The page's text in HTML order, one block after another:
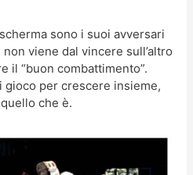
sono i suoi avversari
viene dal vincere sull’altro
il “buon combattimento”.
gioco per crescere insieme,
che è.